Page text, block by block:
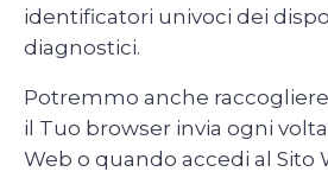
identificatori univoci dei
diagnostici.
Potremmo anche
il Tuo browser invia ogni
Web o quando accedi al Sito